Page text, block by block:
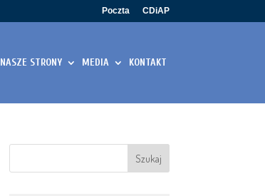
Poczta CDiAP
NASZE STRONY MEDIA KONTAKT